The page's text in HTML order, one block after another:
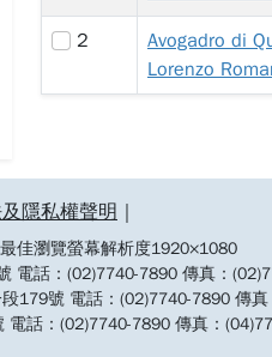
2 Avogadro di
Lorenzo
隱私權聲明
佳瀏覽螢幕解析度1920×1080
電話：(02)7740-7890 傳真：
179號 電話：(02)7740-7890 傳
話：(02)7740-7890 傳真：